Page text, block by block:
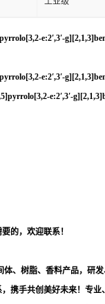
e:2′,3′-
e:2′,3′-
e:2′,3′-
的，欢迎联系！
体、树脂、香料产品，研
携手共创美好未来！专业